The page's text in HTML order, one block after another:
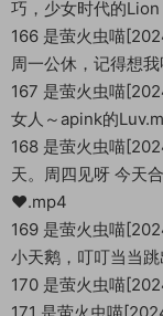
巧，少女时代的
166 是萤火虫喵
周一公休，记得想
167 是萤火虫喵
女人～apink的
168 是萤火虫喵
天。周四见呀 今天
❤️.mp4
169 是萤火虫喵
小天鹅，叮叮当当
170 是萤火虫喵